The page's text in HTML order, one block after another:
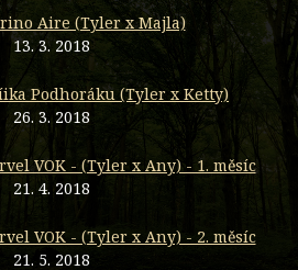
Aire (Tyler x Majla)
13. 3. 2018
Podhoráku (Tyler x Ketty)
26. 3. 2018
VOK - (Tyler x Any) - 1. měsíc
21. 4. 2018
VOK - (Tyler x Any) - 2. měsíc
21. 5. 2018